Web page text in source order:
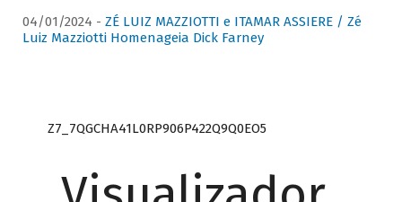
04/01/2024 - ZÉ LUIZ MAZZIOTTI e ITAMAR ASSIERE / Zé
Luiz Mazziotti Homenageia Dick Farney
Z7_7QGCHA41L0RP906P422Q9Q0EO5